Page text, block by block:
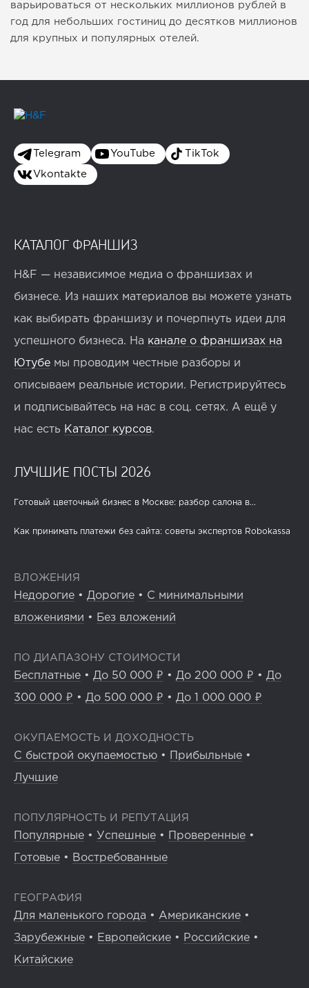
варьироваться от нескольких миллионов рублей в
год для небольших гостиниц до десятков миллионов
для крупных и популярных отелей.
Telegram YouTube TikTok
Vkontakte
КАТАЛОГ ФРАНШИЗ
H&F — независимое медиа о франшизах и
бизнесе. Из наших материалов вы можете узнать
как выбирать франшизу и почерпнуть идеи для
успешного бизнеса. На канале о франшизах на
Ютубе мы проводим честные разборы и
описываем реальные истории. Регистрируйтесь
и подписывайтесь на нас в соц. сетях. А ещё у
нас есть Каталог курсов.
ЛУЧШИЕ ПОСТЫ 2026
Готовый цветочный бизнес в Москве: разбор салона в...
Как принимать платежи без сайта: советы экспертов Robokassa
ВЛОЖЕНИЯ
Недорогие • Дорогие • С минимальными
вложениями • Без вложений
ПО ДИАПАЗОНУ СТОИМОСТИ
Бесплатные • До 50 000 ₽ • До 200 000 ₽ • До
300 000 ₽ • До 500 000 ₽ • До 1 000 000 ₽
ОКУПАЕМОСТЬ И ДОХОДНОСТЬ
С быстрой окупаемостью • Прибыльные •
Лучшие
ПОПУЛЯРНОСТЬ И РЕПУТАЦИЯ
Популярные • Успешные • Проверенные •
Готовые • Востребованные
ГЕОГРАФИЯ
Для маленького города • Американские •
Зарубежные • Европейские • Российские •
Китайские